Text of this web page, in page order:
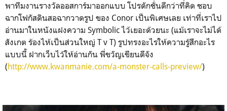
พาทีมงานรางวัลออสการ์มาออกแบบ โปรดักชั่นดีกว่าที่คิด ชอบ
ฉากโฟกัสดินสอฉากวาดรูป ของ Conor เป็นพิเศษเลย เท่าที่เราไป
อ่านมาในหนังแฝงความ Symbolic ไว้เยอะด้วยนะ (แม้เราจะไม่ได้
สังเกต ร้องไห้เป็นส่วนใหญ่ T v T) รูปทรงอะไรให้ความรู้สึกอะไร
แบบนี้ ฝากเว็บไว้ให้อ่านกัน พี่ขวัญเขียนดีจัง
(http://www.kwanmanie.com/a-monster-calls-preview/)